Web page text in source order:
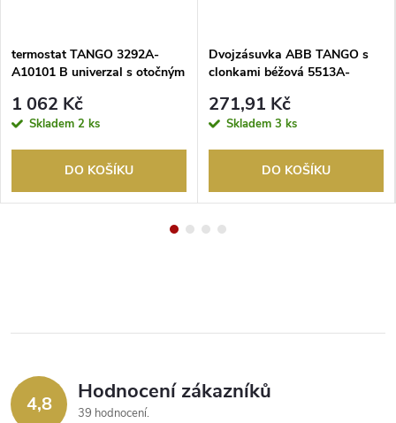
termostat TANGO 3292A-
A10101 B univerzal s otočným
1 062 Kč
Skladem 2 ks
DO KOŠÍKU
Dvojzásuvka ABB TANGO s
clonkami béžová 5513A-
271,91 Kč
Skladem 3 ks
DO KOŠÍKU
4,8 Hodnocení zákazníků
39 hodnocení